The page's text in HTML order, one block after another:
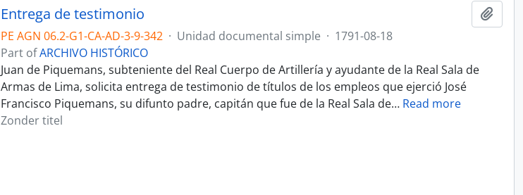
Entrega de testimonio
PE AGN 06.2-G1-CA-AD-3-9-342 · Unidad documental simple · 1791-08-18
Part ofARCHIVO HISTÓRICO
Juan de Piquemans, subteniente del Real Cuerpo de Artillería y ayudante de la Real Sala de
Armas de Lima, solicita entrega de testimonio de títulos de los empleos que ejerció José
Francisco Piquemans, su difunto padre, capitán que fue de la Real Sala de… Read more
Zonder titel